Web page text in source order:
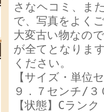
さなヘコミ、ま
で、写真をよく
大変古い物なの
が全てとなりま
ください。
【サイズ・単
９．７センチ/３
【状態】Cラン